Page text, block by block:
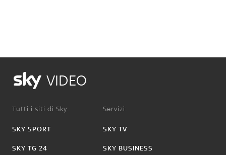
VIDEO
Tutti i siti di Sky:
SKY SPORT
SKY TG 24
Servizi:
SKY TV
SKY BUSINESS